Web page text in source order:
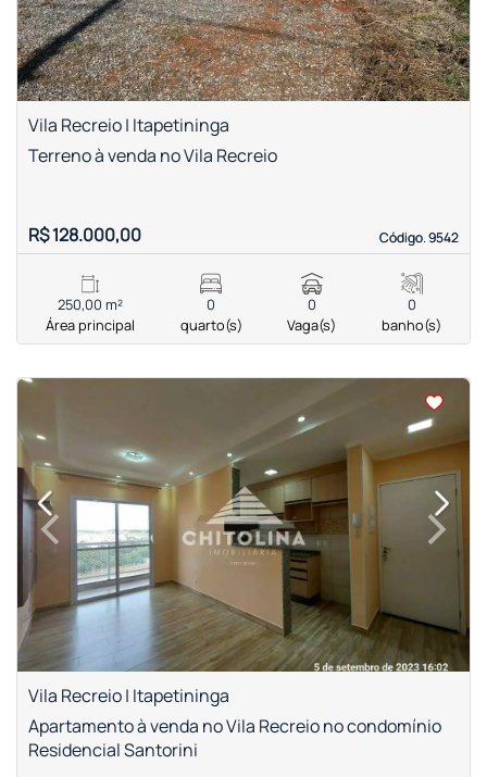
Vila Recreio | Itapetininga
Código. 9542
Código. 9542
Terreno à venda no Vila Recreio
R$ 128.000,00
250,00 m²
Área principal
0
quarto(s)
0
Vaga(s)
0
banho(s)
<<
‹Previous ›
Next
Vila Recreio | Itapetininga
Apartamento à venda no Vila Recreio no condomínio
Residencial Santorini